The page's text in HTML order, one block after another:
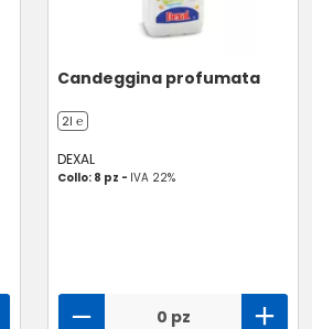
Candeggina profumata
2l ℮
DEXAL
Collo: 8 pz - IVA 22%
0 pz